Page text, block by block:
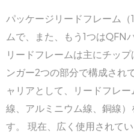
パッケージリードフレーム
ムで、また、もう1つはQFN
リードフレームは主にチッ
ンガー2つの部分で構成され
ャリアとして、リードフレ
線、アルミニウム線、銅線
す。 現在、広く使用されて